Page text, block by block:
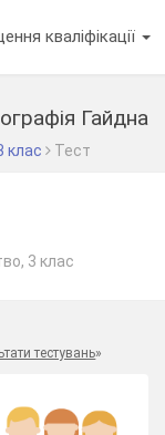
кваліфікації
Гайдна
клас Тест
3 клас
тестувань»